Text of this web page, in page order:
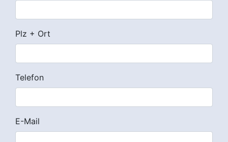
Plz + Ort
Telefon
E-Mail